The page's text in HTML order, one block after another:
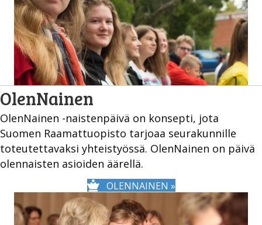
OlenNainen
OlenNainen -naistenpäivä on konsepti, jota
Suomen Raamattuopisto tarjoaa seurakunnille
toteutettavaksi yhteistyössä. OlenNainen on päivä
olennaisten asioiden äärellä.
OLENNAINEN »